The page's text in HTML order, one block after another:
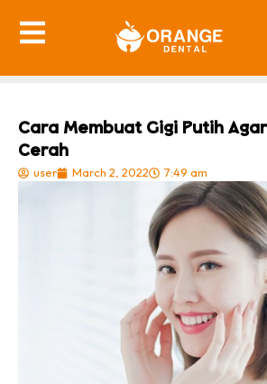
Cara Membuat Gigi Putih
Cerah
user March 2, 2022 7:49 am